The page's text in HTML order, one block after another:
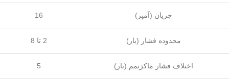
جریان (آمپر) 16
محدوده فشار (بار) 2 تا 8
اختلاف فشار ماکزیمم (بار) 5